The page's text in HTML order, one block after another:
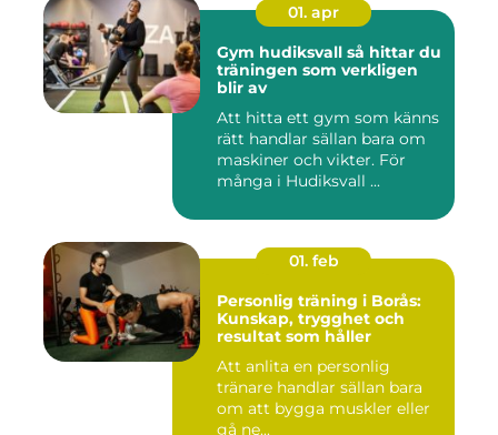
01. apr
Gym hudiksvall så hittar du
träningen som verkligen
blir av
Att hitta ett gym som känns
rätt handlar sällan bara om
maskiner och vikter. För
många i Hudiksvall ...
01. feb
Personlig träning i Borås:
Kunskap, trygghet och
resultat som håller
Att anlita en personlig
tränare handlar sällan bara
om att bygga muskler eller
gå ne...